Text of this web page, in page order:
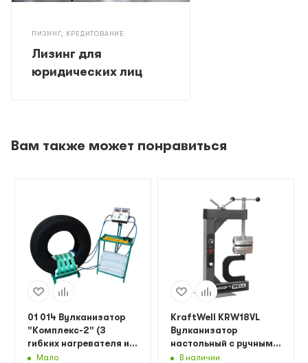
ЛИЗИНГ, КРЕДИТОВАНИЕ
Лизинг для
юридических лиц
Вам также может понравиться
01 014 Вулканизатор
"Комплекс-2" (3
гибких нагревателя и 3
пневмоподушки в
Мало
KraftWell KRW18VL
Вулканизатор
настольный с ручным
прижимом
В наличии